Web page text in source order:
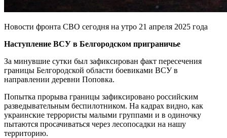
Новости фронта СВО сегодня на утро 21 апреля 2025 года
Наступление ВСУ в Белгородском приграничье
За минувшие сутки был зафиксирован факт пересечения
границы Белгородской области боевиками ВСУ в
направлении деревни Поповка.
Попытка прорыва границы зафиксировано российским
разведывательным беспилотником. На кадрах видно, как
украинские террористы малыми группами и в одиночку
пытаются просачиваться через лесопосадки на нашу
территорию.